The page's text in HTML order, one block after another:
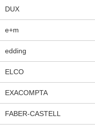
DUX
e+m
edding
ELCO
EXACOMPTA
FABER-CASTELL